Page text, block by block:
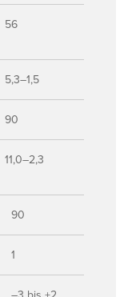
56
5,3–1,5
90
11,0–2,3
90
1